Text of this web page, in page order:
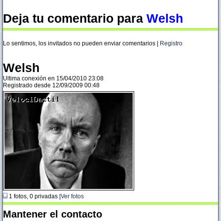
Deja tu comentario para Welsh
Lo sentimos, los invitados no pueden enviar comentarios | Registro
Welsh
Ultima conexión en 15/04/2010 23:08
Registrado desde 12/09/2009 00:48
1 fotos, 0 privadas | Ver fotos
Mantener el contacto